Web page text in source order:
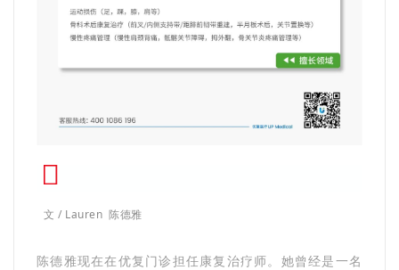
文 / Lauren 陈德雅
陈德雅现在在优复门诊担任康复治疗师。她曾经是一名